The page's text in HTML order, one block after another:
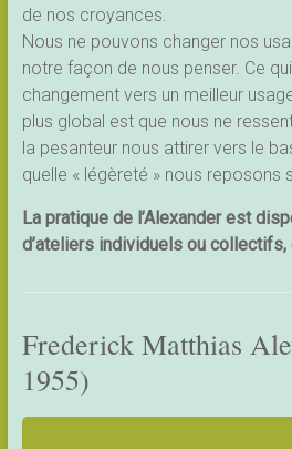
de nos croyances.
Nous ne pouvons changer nos
notre façon de nous penser. Ce
changement vers un meilleur
plus global est que nous ne
la pesanteur nous attirer vers le
quelle « légèreté » nous reposons
La pratique de l’Alexander est
d’ateliers individuels ou
Frederick Matthias
1955)